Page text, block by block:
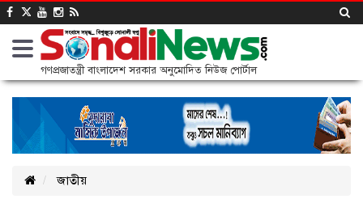
গণপ্রজাতন্ত্রী বাংলাদেশ সরকার অনুমোদিত নিউজ পোর্টাল
জাতীয়